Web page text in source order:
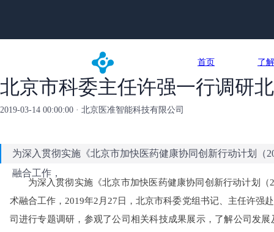
首页 了
北京市科委主任许强一行调研
2019-03-14 00:00:00 · 北京医准智能科技有限公司
为深入贯彻实施《北京市加快医药健康协同创新行动计划
融合工作，
为深入贯彻实施《北京市加快医药健康协同创新行动计划
术融合工作，2019年2月27日，北京市科委党组书记、主任许强
司进行专题调研，参观了公司相关科技成果展示，了解公司发